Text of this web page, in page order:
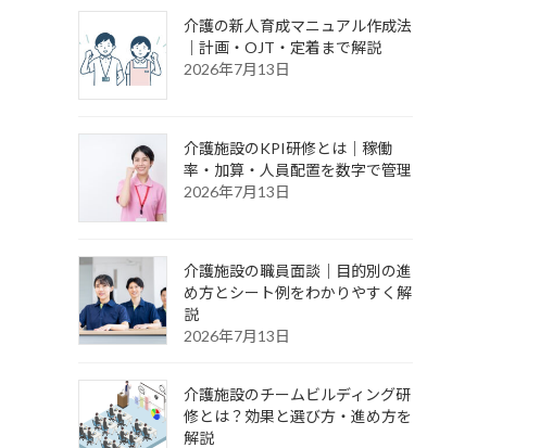
介護の新人育成マニュアル作成法
｜計画・OJT・定着まで解説
2026年7月13日
介護施設のKPI研修とは｜稼働
率・加算・人員配置を数字で管理
2026年7月13日
介護施設の職員面談｜目的別の進
め方とシート例をわかりやすく解
説
2026年7月13日
介護施設のチームビルディング研
修とは？効果と選び方・進め方を
解説